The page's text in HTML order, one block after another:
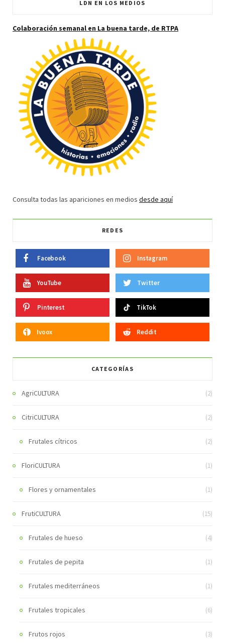
LDN EN LOS MEDIOS
Colaboración semanal en La buena tarde, de RTPA
Consulta todas las apariciones en medios desde aquí
REDES
Facebook Instagram
YouTube Twitter
Pinterest TikTok
Ivoox Reddit
CATEGORÍAS
AgriCULTURA (2)
CitriCULTURA (2)
Frutales cítricos (2)
FloriCULTURA (1)
Flores y ornamentales (1)
FrutiCULTURA (15)
Frutales de hueso (4)
Frutales de pepita (1)
Frutales mediterráneos (1)
Frutales tropicales (6)
Frutos rojos (3)